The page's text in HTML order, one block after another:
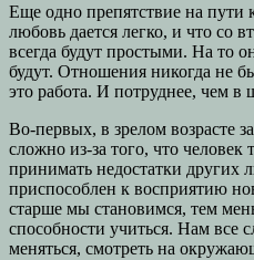
Еще одно препятствие на пути
любовь дается легко, и что со
всегда будут простыми. На то
будут. Отношения никогда не
это работа. И потруднее, чем в
Во-первых, в зрелом возрасте
сложно из-за того, что человек
принимать недостатки других
приспособлен к восприятию
старше мы становимся, тем
способности учиться. Нам все
меняться, смотреть на